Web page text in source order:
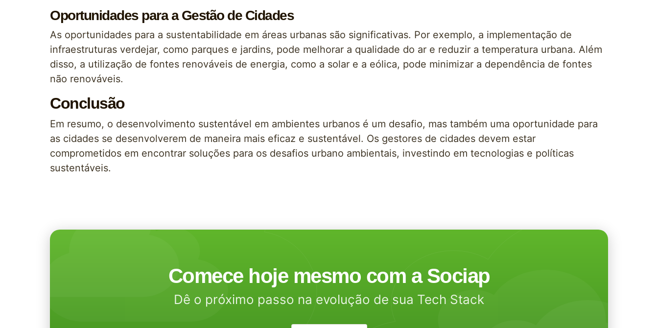
Oportunidades para a Gestão de Cidades
As oportunidades para a sustentabilidade em áreas urbanas são significativas. Por exemplo, a implementação de
infraestruturas verdejar, como parques e jardins, pode melhorar a qualidade do ar e reduzir a temperatura urbana. Além
disso, a utilização de fontes renováveis de energia, como a solar e a eólica, pode minimizar a dependência de fontes
não renováveis.
Conclusão
Em resumo, o desenvolvimento sustentável em ambientes urbanos é um desafio, mas também uma oportunidade para
as cidades se desenvolverem de maneira mais eficaz e sustentável. Os gestores de cidades devem estar
comprometidos em encontrar soluções para os desafios urbano ambientais, investindo em tecnologias e políticas
sustentáveis.
Comece hoje mesmo com a Sociap
Dê o próximo passo na evolução de sua Tech Stack